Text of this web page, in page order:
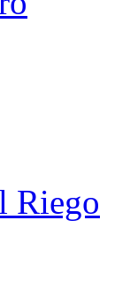
Riego